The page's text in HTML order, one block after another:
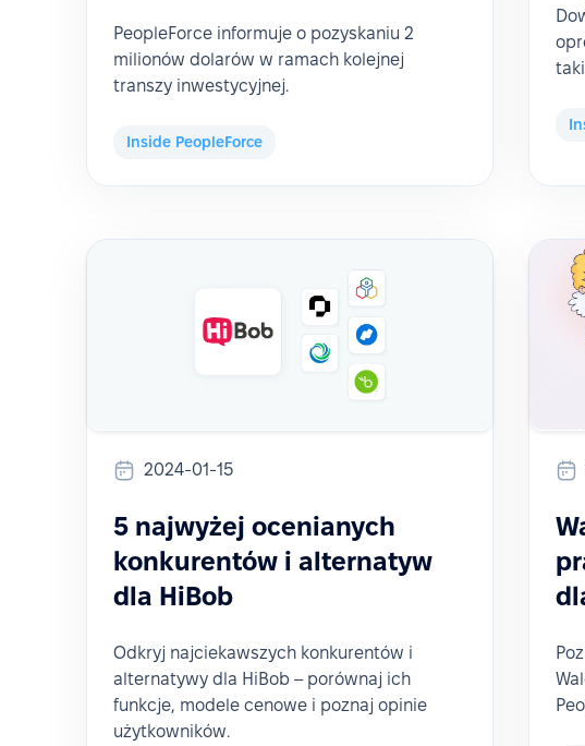
PeopleForce informuje o pozyskaniu 2
milionów dolarów w ramach kolejnej
transzy inwestycyjnej.
Inside PeopleForce
2024-01-15
5 najwyżej ocenianych
konkurentów i alternatyw
dla HiBob
Odkryj najciekawszych konkurentów i
alternatywy dla HiBob – porównaj ich
funkcje, modele cenowe i poznaj opinie
użytkowników.